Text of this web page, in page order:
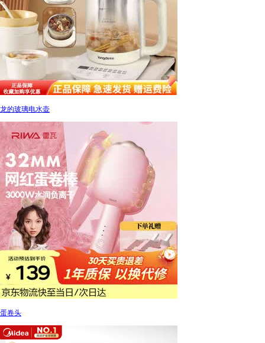
龙的玻璃电水壶
蛋卷头